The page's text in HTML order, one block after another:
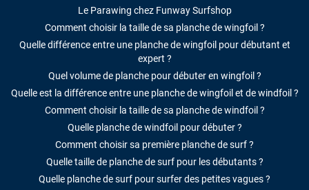
Le Parawing chez Funway Surfshop
Comment choisir la taille de sa planche de wingfoil ?
Quelle différence entre une planche de wingfoil pour débutant et
expert ?
Quel volume de planche pour débuter en wingfoil ?
Quelle est la différence entre une planche de wingfoil et de windfoil ?
Comment choisir la taille de sa planche de windfoil ?
Quelle planche de windfoil pour débuter ?
Comment choisir sa première planche de surf ?
Quelle taille de planche de surf pour les débutants ?
Quelle planche de surf pour surfer des petites vagues ?